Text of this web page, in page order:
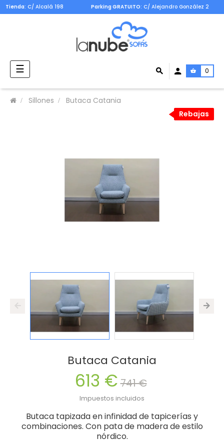
Tienda: C/ Alcalá 198 Parking GRATUITO: C/ Alejandro González 2
Navegación
de
palanca
☰ 0
Sillones
Butaca Catania
Rebajas
Rebajas
Butaca Catania
613 €741 €
Impuestos incluidos
Butaca tapizada en infinidad de tapicerías y
combinaciones. Con pata de madera de estilo
nórdico.